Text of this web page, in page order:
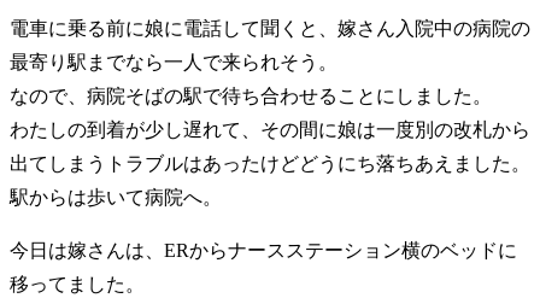
電車に乗る前に娘に電話して聞くと、嫁さん入院中の病院の
最寄り駅までなら一人で来られそう。
なので、病院そばの駅で待ち合わせることにしました。
わたしの到着が少し遅れて、その間に娘は一度別の改札から
出てしまうトラブルはあったけどどうにち落ちあえました。
駅からは歩いて病院へ。
今日は嫁さんは、ERからナースステーション横のベッドに
移ってました。